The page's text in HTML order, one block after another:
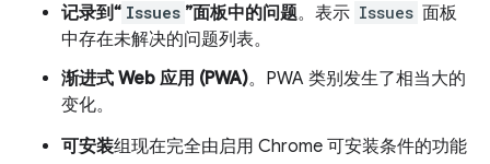
记录到“ Issues ”面板中的问题。表示 Issues 面板
中存在未解决的问题列表。
渐进式 Web 应用 (PWA)。PWA 类别发生了相当大的
变化。
可安装组现在完全由启用 Chrome 可安装条件的功能